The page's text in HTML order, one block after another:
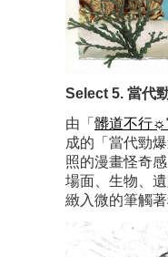
Select 5. 當代
由「 髒道不行☼︎
成的「當代勁
照的漫畫怪奇
場面、生物、
緻入微的筆觸著